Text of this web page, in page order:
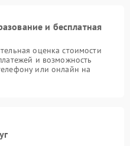
и бесплатная
оценка стоимости
и возможность
или онлайн на